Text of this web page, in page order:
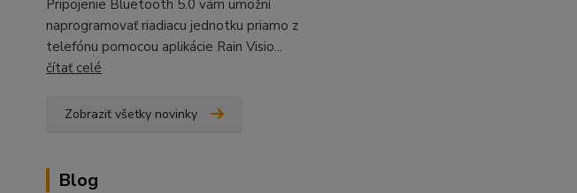
Pripojenie Bluetooth 5.0 vám umožní
naprogramovať riadiacu jednotku priamo z
telefónu pomocou aplikácie Rain Visio...
čítať celé
Zobraziť všetky novinky
Blog